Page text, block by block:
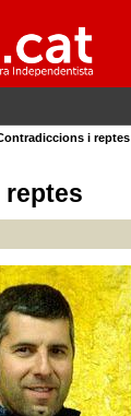
i reptes